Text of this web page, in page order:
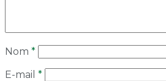
Nom *
E-mail *